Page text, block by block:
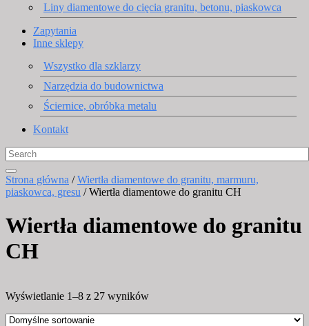
Liny diamentowe do cięcia granitu, betonu, piaskowca
Zapytania
Inne sklepy
Wszystko dla szklarzy
Narzędzia do budownictwa
Ściernice, obróbka metalu
Kontakt
Strona główna /Wiertła diamentowe do granitu, marmuru,
piaskowca, gresu / Wiertła diamentowe do granitu CH
Wiertła diamentowe do granitu
CH
Wyświetlanie 1–8 z 27 wyników